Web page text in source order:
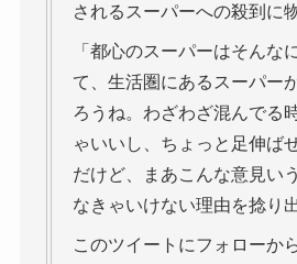
されるスーパーへの殺到に
「都心のスーパーはそんな
て、生活圏にあるスーパー
ろうね。わざわざ混んでる
ゃいいし、ちょっと足伸ば
だけど、まあこんな意見い
なきゃいけない理由を捻り
このツイートにフォローか